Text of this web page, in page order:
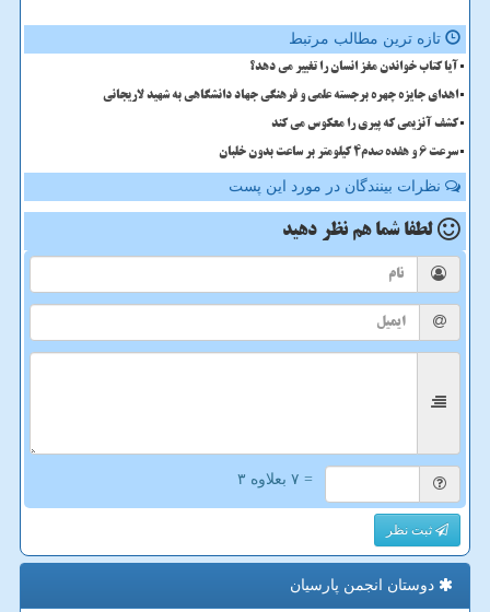
تازه ترین مطالب مرتبط
آیا کتاب خواندن مغز انسان را تغییر می دهد؟
اهدای جایزه چهره برجسته علمی و فرهنگی جهاد دانشگاهی به شهید لاریجانی
کشف آنزیمی که پیری را معکوس می کند
سرعت 6 و هفده صدم4 کیلومتر بر ساعت بدون خلبان
نظرات بینندگان در مورد این پست
لطفا شما هم نظر دهید
= ۷ بعلاوه ۳
ثبت نظر
دوستان انجمن پارسیان